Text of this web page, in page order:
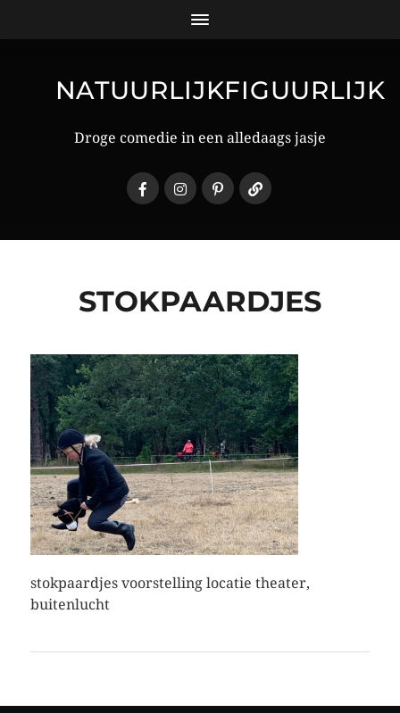
NATUURLIJKFIGUURLIJK
Droge comedie in een alledaags jasje
STOKPAARDJES
stokpaardjes voorstelling locatie theater,
buitenlucht